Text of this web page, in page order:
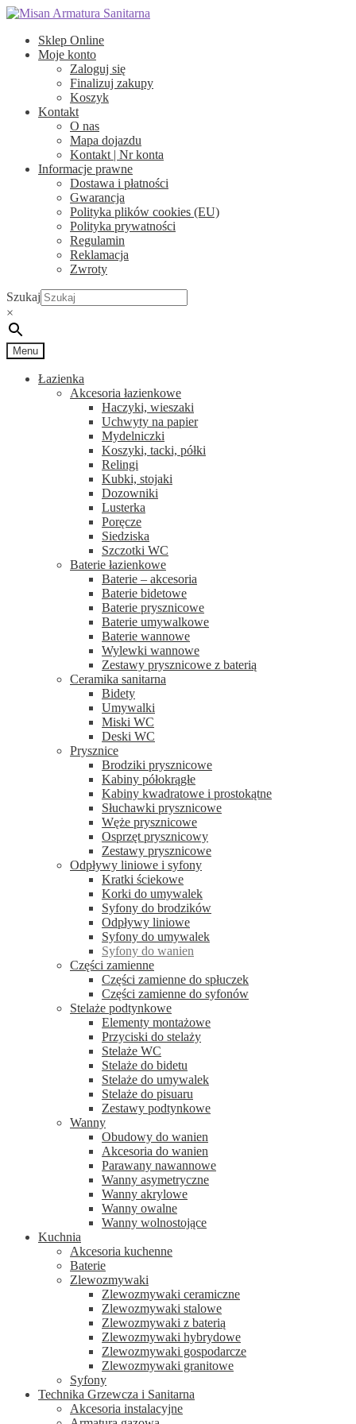
Przejdź
nawigacji
Przejdź
treści
Sklep Online
Moje konto
Zaloguj się
Finalizuj zakupy
Koszyk
Kontakt
O nas
Mapa dojazdu
Kontakt | Nr konta
Informacje prawne
Dostawa i płatności
Gwarancja
Polityka plików cookies (EU)
Polityka prywatności
Regulamin
Reklamacja
Zwroty
Szukaj
×
Menu
Łazienka
Akcesoria łazienkowe
Haczyki, wieszaki
Uchwyty na papier
Mydelniczki
Koszyki, tacki, półki
Relingi
Kubki, stojaki
Dozowniki
Lusterka
Poręcze
Siedziska
Szczotki WC
Baterie łazienkowe
Baterie – akcesoria
Baterie bidetowe
Baterie prysznicowe
Baterie umywalkowe
Baterie wannowe
Wylewki wannowe
Zestawy prysznicowe z baterią
Ceramika sanitarna
Bidety
Umywalki
Miski WC
Deski WC
Prysznice
Brodziki prysznicowe
Kabiny półokrągłe
Kabiny kwadratowe i prostokątne
Słuchawki prysznicowe
Węże prysznicowe
Osprzęt prysznicowy
Zestawy prysznicowe
Odpływy liniowe i syfony
Kratki ściekowe
Korki do umywalek
Syfony do brodzików
Odpływy liniowe
Syfony do umywalek
Syfony do wanien
Części zamienne
Części zamienne do spłuczek
Części zamienne do syfonów
Stelaże podtynkowe
Elementy montażowe
Przyciski do stelaży
Stelaże WC
Stelaże do bidetu
Stelaże do umywalek
Stelaże do pisuaru
Zestawy podtynkowe
Wanny
Obudowy do wanien
Akcesoria do wanien
Parawany nawannowe
Wanny asymetryczne
Wanny akrylowe
Wanny owalne
Wanny wolnostojące
Kuchnia
Akcesoria kuchenne
Baterie
Zlewozmywaki
Zlewozmywaki ceramiczne
Zlewozmywaki stalowe
Zlewozmywaki z baterią
Zlewozmywaki hybrydowe
Zlewozmywaki gospodarcze
Zlewozmywaki granitowe
Syfony
Technika Grzewcza i Sanitarna
Akcesoria instalacyjne